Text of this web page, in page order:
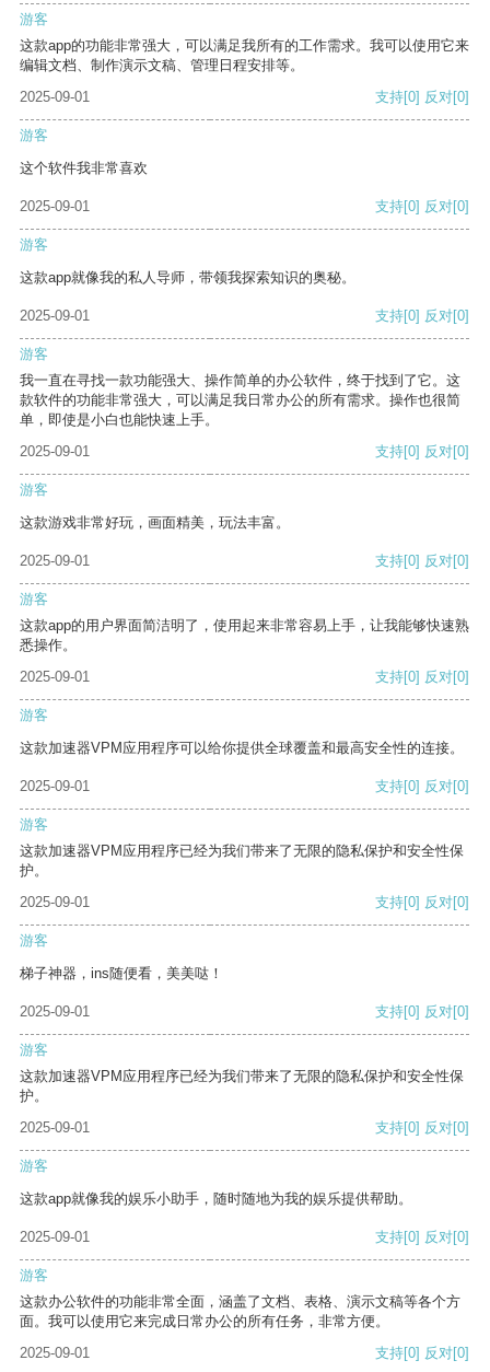
游客
这款app的功能非常强大，可以满足我所有的工作需求。我可以使用它来
编辑文档、制作演示文稿、管理日程安排等。
2025-09-01
支持[0] 反对[0]
游客
这个软件我非常喜欢
2025-09-01 支持[0] 反对[0]
游客
这款app就像我的私人导师，带领我探索知识的奥秘。
2025-09-01 支持[0] 反对[0]
游客
我一直在寻找一款功能强大、操作简单的办公软件，终于找到了它。这
款软件的功能非常强大，可以满足我日常办公的所有需求。操作也很简
单，即使是小白也能快速上手。
2025-09-01
支持[0] 反对[0]
游客
这款游戏非常好玩，画面精美，玩法丰富。
2025-09-01 支持[0] 反对[0]
游客
这款app的用户界面简洁明了，使用起来非常容易上手，让我能够快速熟
悉操作。
2025-09-01
支持[0] 反对[0]
游客
这款加速器VPM应用程序可以给你提供全球覆盖和最高安全性的连接。
2025-09-01 支持[0] 反对[0]
游客
这款加速器VPM应用程序已经为我们带来了无限的隐私保护和安全性保
护。
2025-09-01
支持[0] 反对[0]
游客
梯子神器，ins随便看，美美哒！
2025-09-01 支持[0] 反对[0]
游客
这款加速器VPM应用程序已经为我们带来了无限的隐私保护和安全性保
护。
2025-09-01
支持[0] 反对[0]
游客
这款app就像我的娱乐小助手，随时随地为我的娱乐提供帮助。
2025-09-01 支持[0] 反对[0]
游客
这款办公软件的功能非常全面，涵盖了文档、表格、演示文稿等各个方
面。我可以使用它来完成日常办公的所有任务，非常方便。
2025-09-01
支持[0] 反对[0]